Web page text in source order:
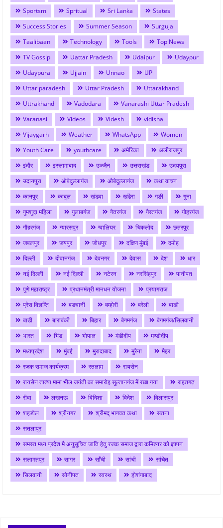
Sportsm
Spritual Sri Lanka
States
Success Stories
Summer Season
Surguja
Taalibaan
Technology Tools
Top News
TV Gossip
Uattar Pradesh Udaipur
Udaypur
Udaypura
Ujjain Unnao
UP
Uttar paradesh
Uttar Pradesh
Uttarakhand
Uttrakhand
Vadodara
Vanarashi Uttar Pradesh
Varanasi
Videos Videsh
vidisha
Vijaygarh
Weather WhatsApp
Women
Youth Care
youthcare अमेरिका
अलीराजपुर
इंदौर
इस्लामाबाद उज्जैन उत्तराखंड
उदयपुरा
उदायपुरा
ओबेदुल्लागंज औबेदुल्लागंज
कथा वाचन
कानपुर
काबुल खंडवा खंडेरा गङी
गुना
गुमशुदा महिला
गुलाबगंज गैतरगंज गैरतगंज
गोहरगंज
गौहरगंज
ग्यारसपुर ग्वालियर चिकलोद
छतरपुर
जबलपुर
जयपुर जोधपुर दक्षिण मुंबई
दमोह
दिल्ली
दीवानगंज देवनगर देवास देश
धार
नई दिल्ली
नई दिल्ली नटेरन नरसिंहपुर
पानीपत
पुणे महाराष्ट्र
प्रधानमंत्री मानधन योजना
प्रयागराज
प्रेस विज्ञप्ति
बङवानी बम्होरी बरेली
बाङी
बाडी
बाराबंकी बिहार बेगमगंज
बेगमगंज/सिलवानी
भारत
भिंड भोपाल मंडीदीप
मण्डीदीप
मध्यप्रदेश
मुंबई मुरादाबाद मुरैना
मैहर
रजक समाज कार्यक्रम
रतलाम
रायसेन
रायसेन तात्या मामा भील जयंती का समारोह सुल्तानगंज में रखा गया
राहतगढ़
रीवा
लखनऊ विदिशा विदेश
विलासपुर
शहडोल
श्रीनगर श्रीमद् भागवत कथा
सतना
सतलापुर
समस्त मध्य प्रदेश मै अनुसूचित जाति हेतु रजक समाज द्वारा कमिश्नर को ज्ञापन
सलामतपुर
सागर साँची सांची
सांचेत
सिलवानी
सोनीपत स्वस्थ होशंगाबाद